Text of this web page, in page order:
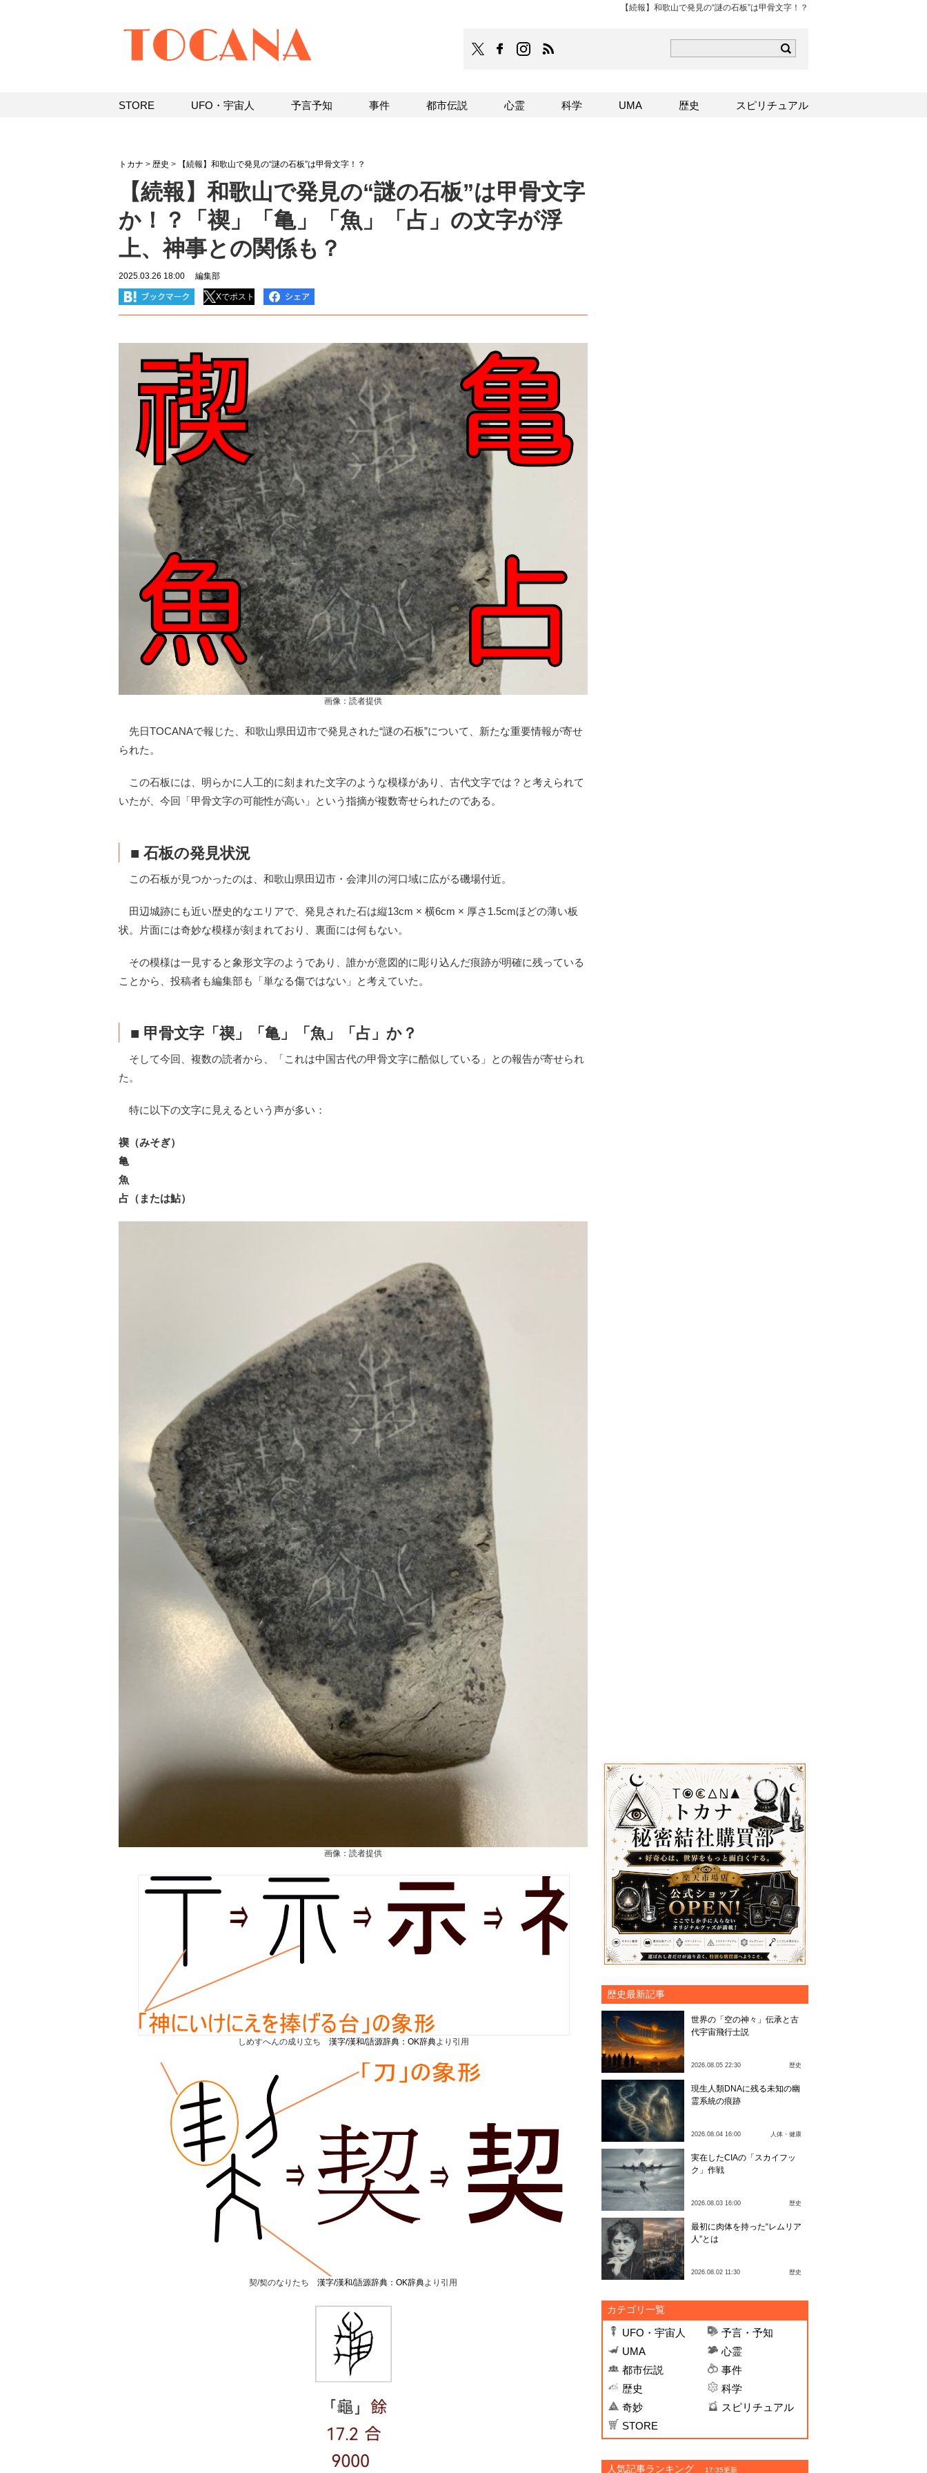
【続報】和歌山で発見の“謎の石板”は甲骨文字！？
TOCANAのFacebookはこちら
TOCANAのinstagramはこちら
トカナ > 歴史 > 【続報】和歌山で発見の“謎の石板”は甲骨文字！？
【続報】和歌山で発見の“謎の石板”は甲骨文字
か！？「禊」「亀」「魚」「占」の文字が浮
上、神事との関係も？
2025.03.26 18:00 編集部
Xでポスト
画像：読者提供
先日TOCANAで報じた、和歌山県田辺市で発見された“謎の石板”について、新たな重要情報が寄せ
られた。
この石板には、明らかに人工的に刻まれた文字のような模様があり、古代文字では？と考えられて
いたが、今回「甲骨文字の可能性が高い」という指摘が複数寄せられたのである。
■ 石板の発見状況
この石板が見つかったのは、和歌山県田辺市・会津川の河口域に広がる磯場付近。
田辺城跡にも近い歴史的なエリアで、発見された石は縦13cm × 横6cm × 厚さ1.5cmほどの薄い板
状。片面には奇妙な模様が刻まれており、裏面には何もない。
その模様は一見すると象形文字のようであり、誰かが意図的に彫り込んだ痕跡が明確に残っている
ことから、投稿者も編集部も「単なる傷ではない」と考えていた。
■ 甲骨文字「禊」「亀」「魚」「占」か？
そして今回、複数の読者から、「これは中国古代の甲骨文字に酷似している」との報告が寄せられ
た。
特に以下の文字に見えるという声が多い：
禊（みそぎ）
亀
魚
占（または鮎）
画像：読者提供
しめすへんの成り立ち 漢字/漢和/語源辞典：OK辞典より引用
契/契のなりたち 漢字/漢和/語源辞典：OK辞典より引用
歴史最新記事
世界の「空の神々」伝承と古
代宇宙飛行士説
2026.08.05 22:30 歴史
現生人類DNAに残る未知の幽
霊系統の痕跡
2026.08.04 16:00 人体・健康
実在したCIAの「スカイフッ
ク」作戦
2026.08.03 16:00 歴史
最初に肉体を持った“レムリア
人”とは
2026.08.02 11:30 歴史
カテゴリ一覧
UFO・宇宙人
予言・予知
UMA
心霊
都市伝説
事件
歴史
科学
奇妙
スピリチュアル
STORE
人気記事ランキング 17:35更新
STORE UFO・宇宙人 予言予知 事件 都市伝説 心霊 科学 UMA 歴史 スピリチュアル